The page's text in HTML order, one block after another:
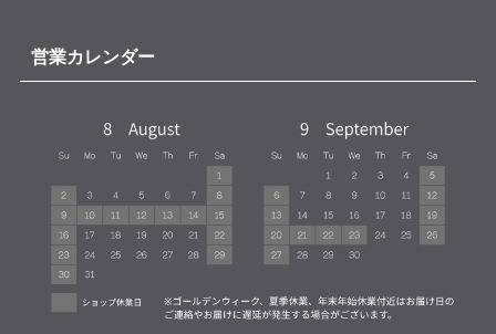
営業カレンダー